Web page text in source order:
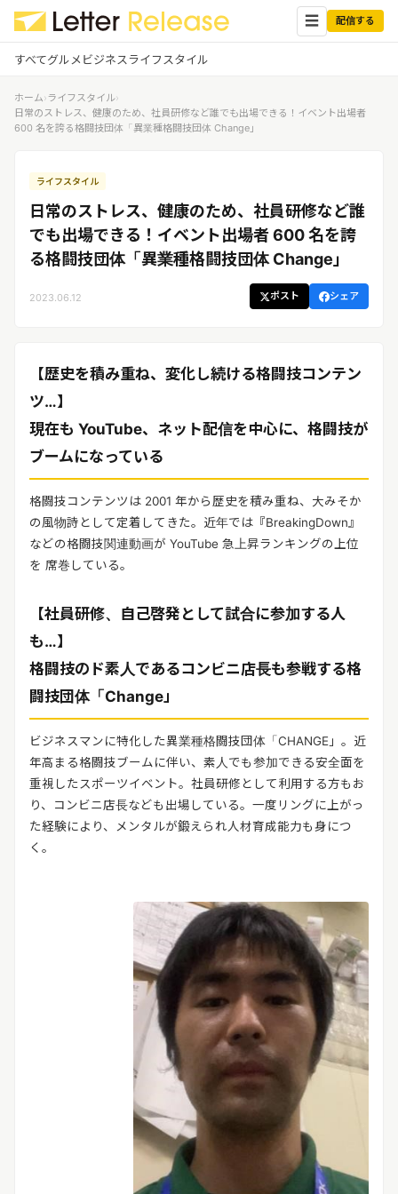
☰ 配信する
すべてグルメビジネスライフスタイル
ビジネス
ログイン
リリースを配信する
ログイン ✕
企業ユーザーでログイン
する
受信
メディアユーザーでログインする
レターリリースを受信（メディア登
ホーム›ライフスタイル›
日常のストレス、健康のため、社員研修など誰でも出場できる！イベント出場者
600 名を誇る格闘技団体「異業種格闘技団体 Change」
ライフスタイル
日常のストレス、健康のため、社員研修など誰
でも出場できる！イベント出場者 600 名を誇
る格闘技団体「異業種格闘技団体 Change」
2023.06.12 ポスト シェア
【歴史を積み重ね、変化し続ける格闘技コンテン
ツ…】
現在も YouTube、ネット配信を中心に、格闘技が
ブームになっている
格闘技コンテンツは 2001 年から歴史を積み重ね、大みそか
の風物詩として定着してきた。近年では『BreakingDown』
などの格闘技関連動画が YouTube 急上昇ランキングの上位
を 席巻している。
【社員研修、自己啓発として試合に参加する人
も…】
格闘技のド素人であるコンビニ店長も参戦する格
闘技団体「Change」
ビジネスマンに特化した異業種格闘技団体「CHANGE」。近
年高まる格闘技ブームに伴い、素人でも参加できる安全面を
重視したスポーツイベント。社員研修として利用する方もお
り、コンビニ店長なども出場している。一度リングに上がっ
た経験により、メンタルが鍛えられ人材育成能力も身につ
く。